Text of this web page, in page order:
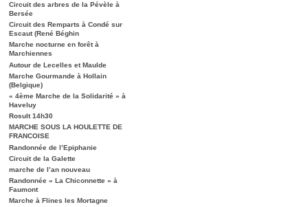
Circuit des arbres de la Pévèle à
Bersée
Circuit des Remparts à Condé sur
Escaut (René Béghin
Marche nocturne en forêt à
Marchiennes
Autour de Lecelles et Maulde
Marche Gourmande à Hollain
(Belgique)
« 4ème Marche de la Solidarité » à
Haveluy
Rosult 14h30
MARCHE SOUS LA HOULETTE DE
FRANCOISE
Randonnée de l’Epiphanie
Circuit de la Galette
marche de l’an nouveau
Randonnée « La Chiconnette » à
Faumont
Marche à Flines les Mortagne